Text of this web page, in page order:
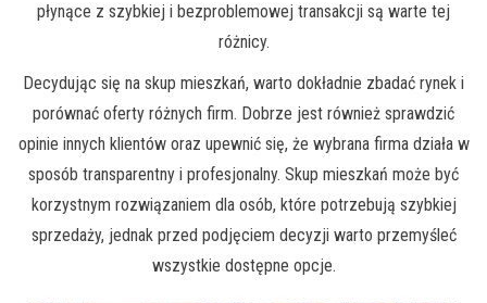
płynące z szybkiej i bezproblemowej transakcji są warte tej
różnicy.
Decydując się na skup mieszkań, warto dokładnie zbadać rynek i
porównać oferty różnych firm. Dobrze jest również sprawdzić
opinie innych klientów oraz upewnić się, że wybrana firma działa w
sposób transparentny i profesjonalny. Skup mieszkań może być
korzystnym rozwiązaniem dla osób, które potrzebują szybkiej
sprzedaży, jednak przed podjęciem decyzji warto przemyśleć
wszystkie dostępne opcje.